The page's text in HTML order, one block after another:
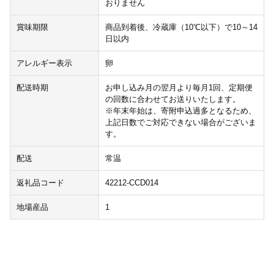
おりません
賞味期限
商品到着後、冷蔵庫（10℃以下）で10～14
日以内
アレルギー表示 卵
配送時期
お申し込み月の翌月より毎月1回、定期便
の回数に合わせてお送りいたします。
※年末年始は、寄附申込過多となるため、
上記日数でご対応できない場合がございま
す。
配送 常温
返礼品コード 42212-CCD014
地場産品 1